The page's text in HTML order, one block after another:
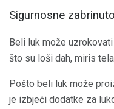
Sigurnosne
Beli luk može
što su loši dah, miris
Pošto beli luk može
je izbjeći dodatke za